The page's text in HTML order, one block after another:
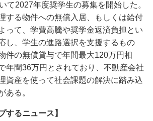
て2027年度奨学生の募集を開始した。
する物件への無償入居、もしくは給付
って、学費高騰や奨学金返済負担とい
し、学生の進路選択を支援するもの
件の無償貸与で年間最大120万円相
年間36万円とされており、不動産会社
資産を使って社会課題の解決に踏み込
ある。
するニュース】